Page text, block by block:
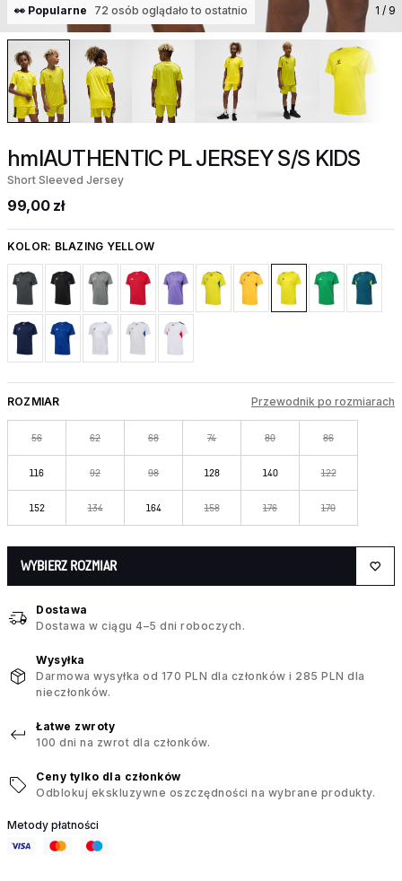
👀 Popularne 72 osób oglądało to ostatnio 1 / 9
hmlAUTHENTIC PL JERSEY S/S KIDS
Short Sleeved Jersey
99,00 zł
KOLOR: BLAZING YELLOW
ROZMIAR Przewodnik po rozmiarach
56 62 68 74 80 86
116 92 98 128 140 122
152 134 164 158 176 170
WYBIERZ ROZMIAR
Dostawa
Dostawa w ciągu 4–5 dni roboczych.
Wysyłka
Darmowa wysyłka od 170 PLN dla członków i 285 PLN dla
nieczłonków.
Łatwe zwroty
100 dni na zwrot dla członków.
Ceny tylko dla członków
Odblokuj ekskluzywne oszczędności na wybrane produkty.
Metody płatności